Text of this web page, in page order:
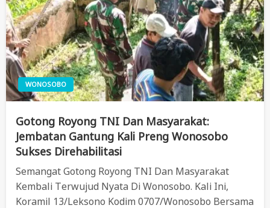
WONOSOBO
Gotong Royong TNI Dan Masyarakat:
Jembatan Gantung Kali Preng Wonosobo
Sukses Direhabilitasi
Semangat Gotong Royong TNI Dan Masyarakat
Kembali Terwujud Nyata Di Wonosobo. Kali Ini,
Koramil 13/Leksono Kodim 0707/Wonosobo Bersama